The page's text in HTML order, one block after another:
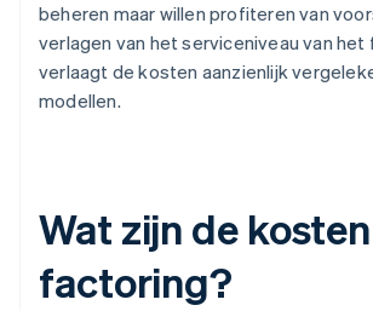
beheren maar willen profiteren van
verlagen van het serviceniveau van
verlaagt de kosten aanzienlijk
modellen.
Wat zijn de
factoring?